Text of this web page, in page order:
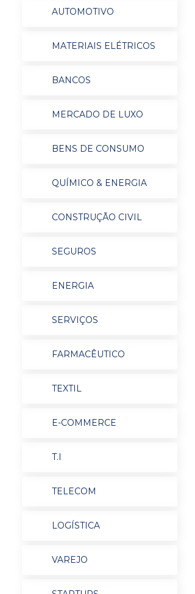
AUTOMOTIVO
MATERIAIS ELÉTRICOS
BANCOS
MERCADO DE LUXO
BENS DE CONSUMO
QUÍMICO & ENERGIA
CONSTRUÇÃO CIVIL
SEGUROS
ENERGIA
SERVIÇOS
FARMACÊUTICO
TEXTIL
E-COMMERCE
T.I
TELECOM
LOGÍSTICA
VAREJO